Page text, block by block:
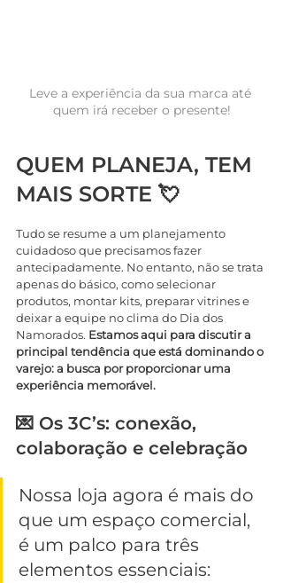
Leve a experiência da sua marca até
quem irá receber o presente!
QUEM PLANEJA, TEM
MAIS SORTE 💘
Tudo se resume a um planejamento
cuidadoso que precisamos fazer
antecipadamente. No entanto, não se trata
apenas do básico, como selecionar
produtos, montar kits, preparar vitrines e
deixar a equipe no clima do Dia dos
Namorados. Estamos aqui para discutir a
principal tendência que está dominando o
varejo: a busca por proporcionar uma
experiência memorável.
💌 Os 3C’s: conexão,
colaboração e celebração
Nossa loja agora é mais do
que um espaço comercial,
é um palco para três
elementos essenciais: